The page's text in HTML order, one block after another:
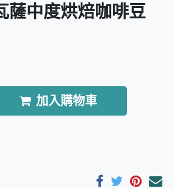
薩中度烘焙咖啡豆
加入購物車